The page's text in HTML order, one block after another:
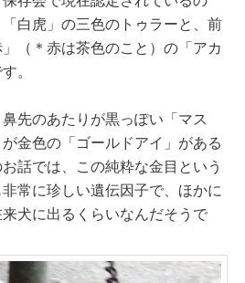
白虎」の三色のトゥラーと、前
（＊赤は茶色のこと）の「アカ
。
先のあたりが黒っぽい「マス
金色の「ゴールドアイ」がある
話では、この純粋な金目という
常に珍しい遺伝因子で、ほかに
犬に出るくらいなんだそうで